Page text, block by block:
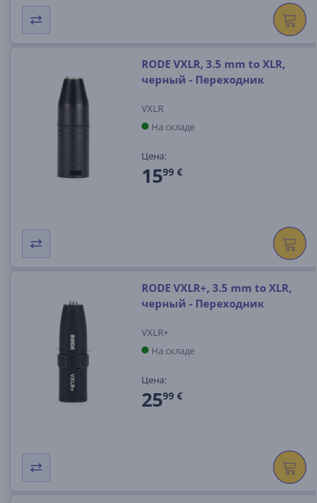
RODE VXLR, 3.5 mm to XLR,
черный - Переходник
VXLR
На складе
Цена:
1599 €
RODE VXLR+, 3.5 mm to XLR,
черный - Переходник
VXLR+
На складе
Цена:
2599 €